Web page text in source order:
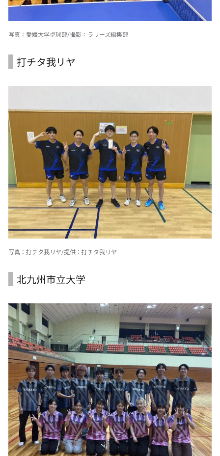
写真：愛媛大学卓球部/撮影：ラリーズ編集部
打チタ我リヤ
写真：打チタ我リヤ/提供：打チタ我リヤ
北九州市立大学